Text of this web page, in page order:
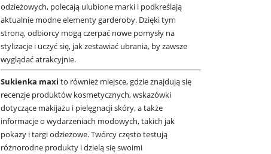
odzieżowych, polecają ulubione marki i podkreślają
aktualnie modne elementy garderoby. Dzięki tym
stroną, odbiorcy mogą czerpać nowe pomysły na
stylizacje i uczyć się, jak zestawiać ubrania, by zawsze
wyglądać atrakcyjnie.
Sukienka maxi to również miejsce, gdzie znajdują się
recenzje produktów kosmetycznych, wskazówki
dotyczące makijażu i pielęgnacji skóry, a także
informacje o wydarzeniach modowych, takich jak
pokazy i targi odzieżowe. Twórcy często testują
różnorodne produkty i dzielą się swoimi